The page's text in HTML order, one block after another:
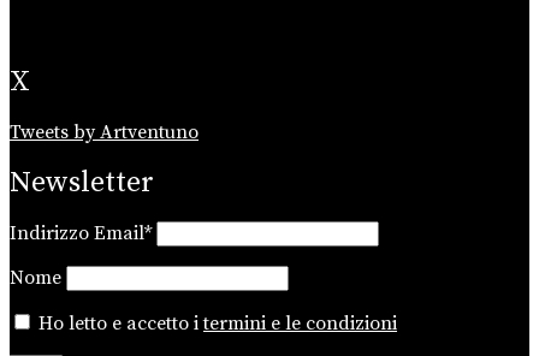
X
Tweets by Artventuno
Newsletter
Indirizzo Email*
Nome
Ho letto e accetto itermini e le condizioni